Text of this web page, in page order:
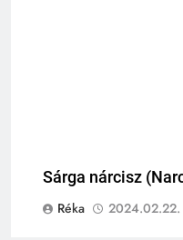
Sárga nárcisz
Réka
2024.02.22.